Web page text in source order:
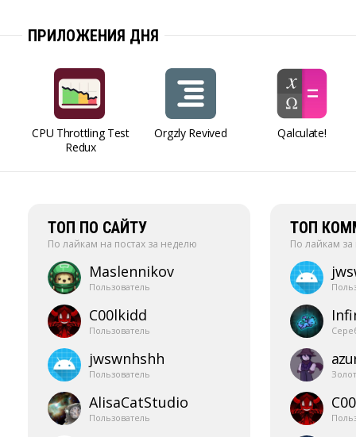
ПРИЛОЖЕНИЯ ДНЯ
CPU Throttling Test
Redux
Orgzly Revived Qalculate!
ТОП ПО САЙТУ
По лайкам на постах за неделю
Maslennikov
Пользователь
C00lkidd
Пользователь
jwswnhshh
Пользователь
AlisaCatStudio
Пользователь
ТОП
По лайкам